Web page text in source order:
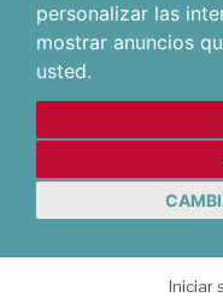
personalizar las
mostrar anuncios
usted.
Iniciar